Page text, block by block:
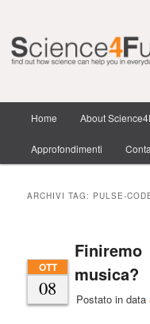
Science4Fun
principale
Vai
al
Vai
al
Home About
Approfondimenti
ARCHIVI TAG: PULSE-
musica?
OTT
08 Postato in data